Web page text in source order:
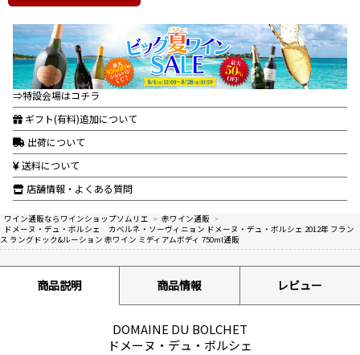
⇒特設会場はコチラ
ギフト(有料)追加について
出荷について
送料について
店舗情報・よくある質問
ワイン通販ならワインショップソムリエ > 赤ワイン通販 >
ドメーヌ・デュ・ボルシェ カベルネ・ソーヴィニョン ドメーヌ・デュ・ボルシェ 2012年 フラン
ス ラングドック&ルーション 赤ワイン ミディアムボディ 750ml通販
商品説明 商品情報 レビュー
DOMAINE DU BOLCHET
ドメーヌ・デュ・ボルシェ